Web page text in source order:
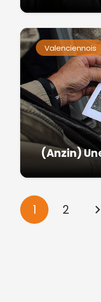
Valenciennois
(Anzin)
1 2